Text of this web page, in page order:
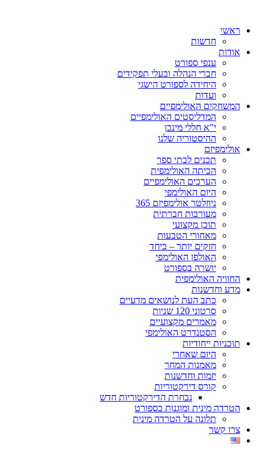
ראשי
חדשות
אודות
ענפי ספורט
חברי הנהלה ובעלי תפקידים
היחידה לספורט הישגי
ועדות
המשחקים האולימפיים
המדליסטים האולימפיים
י"א חללי מינכן
ההיסטוריה שלנו
אולימפיזם
תכנים לבתי ספר
הכיתה האולימפית
הערכים האולימפיים
היום האולימפי
ניוזלטר אולימפיזם 365
מעורבות חברתית
תוכן מקצועי
מאחורי הטבעות
חזקים יותר – ביחד
האולפן האולימפי
יושרה בספורט
החוויה האולימפית
מדע וחדשנות
כתב העת לנושאים מדעיים
סרטוני 120 שניות
מאמרים מקצועיים
הסטנדרט האולימפי
תוכניות ייחודיות
היום שאחרי
מאמנות המחר
יזמות וחדשנות
קורס דירקטוריות
נבחרת הדירקטוריות חדש
הטרדה מינית ומוגנות בספורט
תלונה על הטרדה מינית
צרו קשר